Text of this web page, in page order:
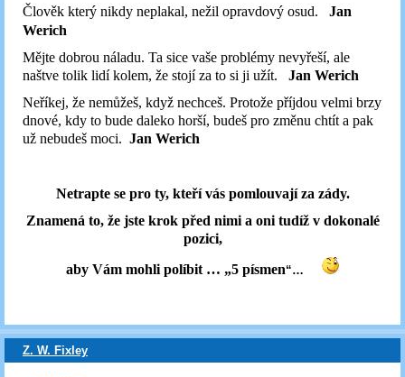
Člověk který nikdy neplakal, nežil opravdový osud.
Jan
Werich
Mějte dobrou náladu. Ta sice vaše problémy nevyřeší, ale
naštve tolik lidí kolem, že stojí za to si ji užít. Jan Werich
Neříkej, že nemůžeš, když nechceš. Protože příjdou velmi brzy
dnové, kdy to bude daleko horší, budeš pro změnu chtít a pak
už nebudeš moci. Jan Werich
Netrapte se pro ty, kteří vás pomlouvají za zády.
Znamená to, že jste krok před nimi a oni tudíž v dokonalé
pozici,
aby Vám mohli políbit … „5 písmen“…
Z. W. Fixley